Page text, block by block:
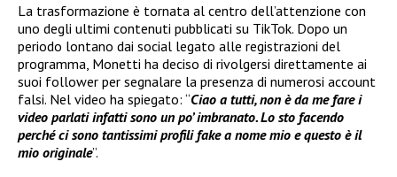
La trasformazione è tornata al centro dell’attenzione con
uno degli ultimi contenuti pubblicati su TikTok. Dopo un
periodo lontano dai social legato alle registrazioni del
programma, Monetti ha deciso di rivolgersi direttamente ai
suoi follower per segnalare la presenza di numerosi account
falsi. Nel video ha spiegato: “Ciao a tutti, non è da me fare i
video parlati infatti sono un po’ imbranato. Lo sto facendo
perché ci sono tantissimi profili fake a nome mio e questo è il
mio originale”.